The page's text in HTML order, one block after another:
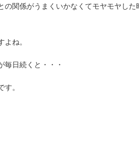
の関係がうまくいかなくてモヤモヤした
ね。
日続くと・・・
。